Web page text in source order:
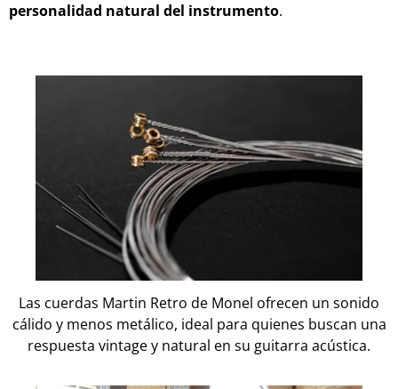
personalidad natural del instrumento.
Las cuerdas Martin Retro de Monel ofrecen un sonido
cálido y menos metálico, ideal para quienes buscan una
respuesta vintage y natural en su guitarra acústica.